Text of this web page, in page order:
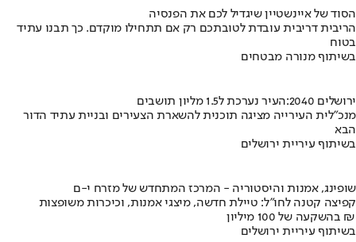
הסוד של איינשטיין שיגדיל לכם את הפנסיה
הריבית דריבית עובדת לטובתכם רק אם תתחילו מוקדם. כך תבנו עתיד
בטוח
בשיתוף מנורה מבטחים
ירושלים 2040:העיר נערכת ל1.5 מליון תושבים
מנכ"לית העירייה מציגה תוכנית להשארת הצעירים ובניית עתיד הדור
הבא
בשיתוף עיריית ירושלים
שופינג, אמנות והיסטוריה - המרכז המתחדש של מזרח י-ם
קפיצה קטנה לחו"ל: טיילת חדשה, מיצגי אמנות, וכיכרות משופצות
בהשקעה של 100 מיליון ₪
בשיתוף עיריית ירושלים